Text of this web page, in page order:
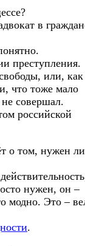
в
преступления.
или, как
что тоже мало
совершал.
российской
о том, нужен ли
нужен, он –
модно. Это –
.